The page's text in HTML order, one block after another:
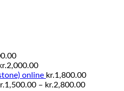
Prisinterval:
kr.800.00
til
kr.1,500.00
2,000.00
online kr.1,800.00
1,500.00 – kr.2,800.00Prisinterval: